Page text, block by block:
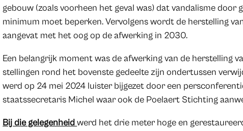
gebouw (zoals voorheen het geval was) dat vandalisme door
minimum moet beperken. Vervolgens wordt de herstelling
aangevat met het oog op de afwerking in 2030.
Een belangrijk moment was de afwerking van de herstelling
stellingen rond het bovenste gedeelte zijn ondertussen
werd op 24 mei 2024 luister bijgezet door een
staatssecretaris Michel waar ook de Poelaert Stichting
Bij die gelegenheidwerd het drie meter hoge en